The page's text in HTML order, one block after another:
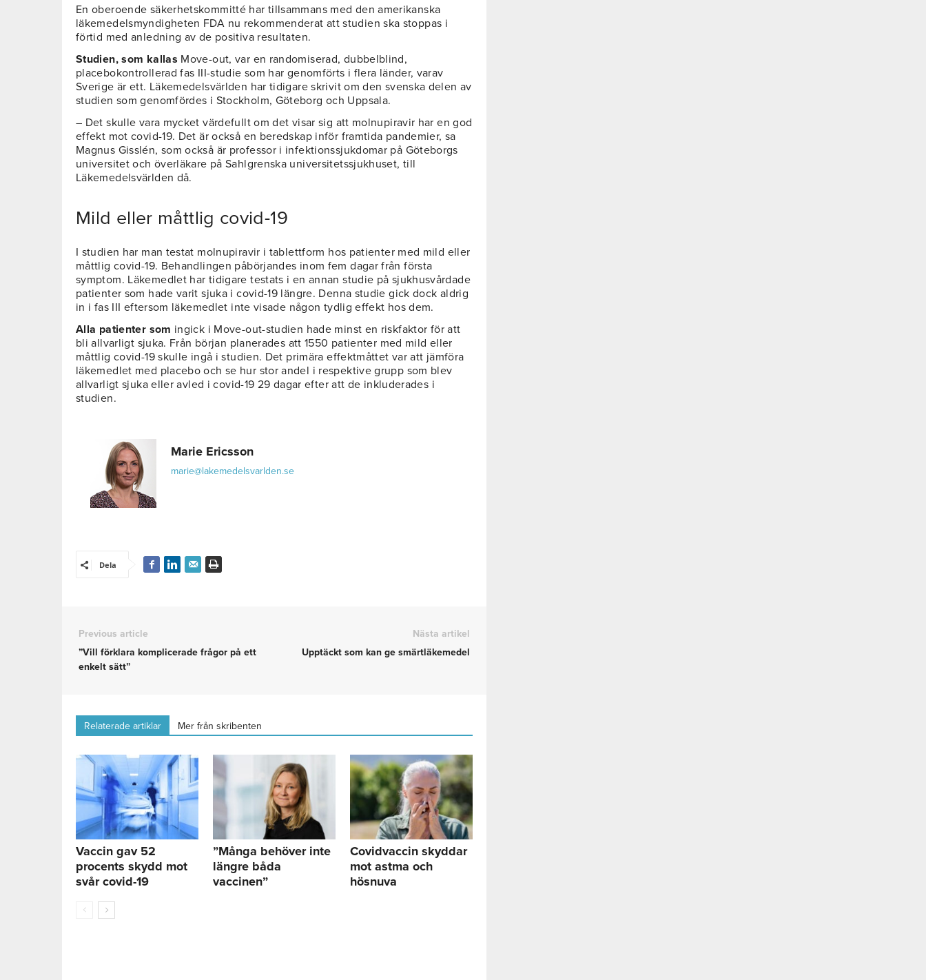
En oberoende säkerhetskommitté har tillsammans med den amerikanska
läkemedelsmyndigheten FDA nu rekommenderat att studien ska stoppas i
förtid med anledning av de positiva resultaten.
Studien, som kallas Move-out, var en randomiserad, dubbelblind,
placebokontrollerad fas III-studie som har genomförts i flera länder, varav
Sverige är ett. Läkemedelsvärlden har tidigare skrivit om den svenska delen av
studien som genomfördes i Stockholm, Göteborg och Uppsala.
– Det skulle vara mycket värdefullt om det visar sig att molnupiravir har en god
effekt mot covid-19. Det är också en beredskap inför framtida pandemier, sa
Magnus Gisslén, som också är professor i infektionssjukdomar på Göteborgs
universitet och överläkare på Sahlgrenska universitetssjukhuset, till
Läkemedelsvärlden då.
Mild eller måttlig covid-19
I studien har man testat molnupiravir i tablettform hos patienter med mild eller
måttlig covid-19. Behandlingen påbörjandes inom fem dagar från första
symptom. Läkemedlet har tidigare testats i en annan studie på sjukhusvårdade
patienter som hade varit sjuka i covid-19 längre. Denna studie gick dock aldrig
in i fas III eftersom läkemedlet inte visade någon tydlig effekt hos dem.
Alla patienter som ingick i Move-out-studien hade minst en riskfaktor för att
bli allvarligt sjuka. Från början planerades att 1550 patienter med mild eller
måttlig covid-19 skulle ingå i studien. Det primära effektmåttet var att jämföra
läkemedlet med placebo och se hur stor andel i respektive grupp som blev
allvarligt sjuka eller avled i covid-19 29 dagar efter att de inkluderades i
studien.
Marie Ericsson
marie@lakemedelsvarlden.se
Dela
Previous article
”Vill förklara komplicerade frågor på ett
enkelt sätt”
Nästa artikel
Upptäckt som kan ge smärtläkemedel
Relaterade artiklar Mer från skribenten
Vaccin gav 52
procents skydd mot
svår covid-19
”Många behöver inte
längre båda
vaccinen”
Covidvaccin skyddar
mot astma och
hösnuva